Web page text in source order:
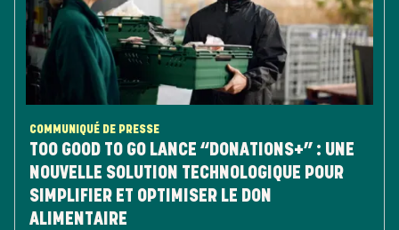
COMMUNIQUÉ DE PRESSE
TOO GOOD TO GO LANCE “DONATIONS+” : UNE
NOUVELLE SOLUTION TECHNOLOGIQUE POUR
SIMPLIFIER ET OPTIMISER LE DON
ALIMENTAIRE